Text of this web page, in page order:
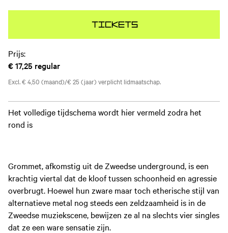
Tickets
Prijs:
€ 17,25 regular
Excl. € 4,50 (maand)/€ 25 (jaar) verplicht lidmaatschap.
Het volledige tijdschema wordt hier vermeld zodra het
rond is
Grommet, afkomstig uit de Zweedse underground, is een
krachtig viertal dat de kloof tussen schoonheid en agressie
overbrugt. Hoewel hun zware maar toch etherische stijl van
alternatieve metal nog steeds een zeldzaamheid is in de
Zweedse muziekscene, bewijzen ze al na slechts vier singles
dat ze een ware sensatie zijn.